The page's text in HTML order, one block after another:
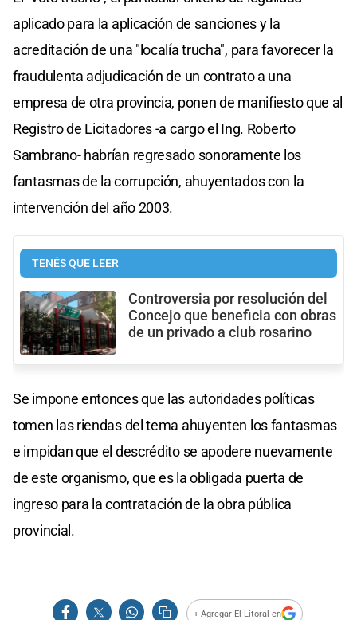
aplicado para la aplicación de sanciones y la
acreditación de una "localía trucha", para favorecer la
fraudulenta adjudicación de un contrato a una
empresa de otra provincia, ponen de manifiesto que al
Registro de Licitadores -a cargo el Ing. Roberto
Sambrano- habrían regresado sonoramente los
fantasmas de la corrupción, ahuyentados con la
intervención del año 2003.
TENÉS QUE LEER
Controversia por resolución del
Concejo que beneficia con obras
de un privado a club rosarino
Se impone entonces que las autoridades políticas
tomen las riendas del tema ahuyenten los fantasmas
e impidan que el descrédito se apodere nuevamente
de este organismo, que es la obligada puerta de
ingreso para la contratación de la obra pública
provincial.
+ Agregar El Litoral en